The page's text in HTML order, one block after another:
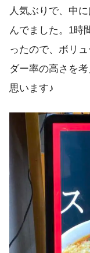
人気ぶりで、中
んでました。1時
ったので、ボリ
ダー率の高さを
思います♪